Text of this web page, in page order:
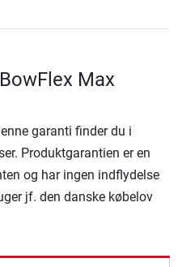
Max
garanti finder du i
Produktgarantien er en
og har ingen indflydelse
jf. den danske købelov